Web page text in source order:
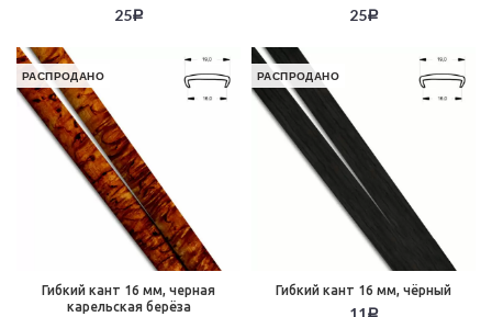
25Р 25Р
РАСПРОДАНО
Гибкий кант 16 мм, черная
карельская берёза
РАСПРОДАНО
Гибкий кант 16 мм, чёрный
11 Р